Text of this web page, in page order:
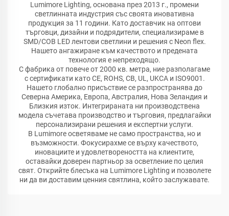
Lumimore Lighting, основана през 2013 г., промени
светлинната индустрия със своята иновативна
продукция за 11 години. Като доставчик на оптови
търговци, дизайни и подрядители, специализираме в
SMD/COB LED лентови светлини и решения с Neon flex.
Нашето ангажиране към качеството и предената
технология е непреходящо.
С фабрика от повече от 2000 кв. метра, ние разполагаме
с сертификати като CE, ROHS, CB, UL, UKCA и ISO9001.
Нашето глобално присъствие се разпространява до
Северна Америка, Европа, Австралия, Нова Зеландия и
Близкия изток. Интегрираната ни производствена
модела съчетава производство и търговия, предлагайки
персонализирани решения и експертни услуги.
В Lumimore осветяваме не само пространства, но и
възможности. Фокусирахме се върху качеството,
иновациите и удовлетвореността на клиентите,
оставайки доверен партньор за осветление по целия
свят. Открийте блесъка на Lumimore Lighting и позволете
ни да ви доставим ценния святлина, който заслужавате.